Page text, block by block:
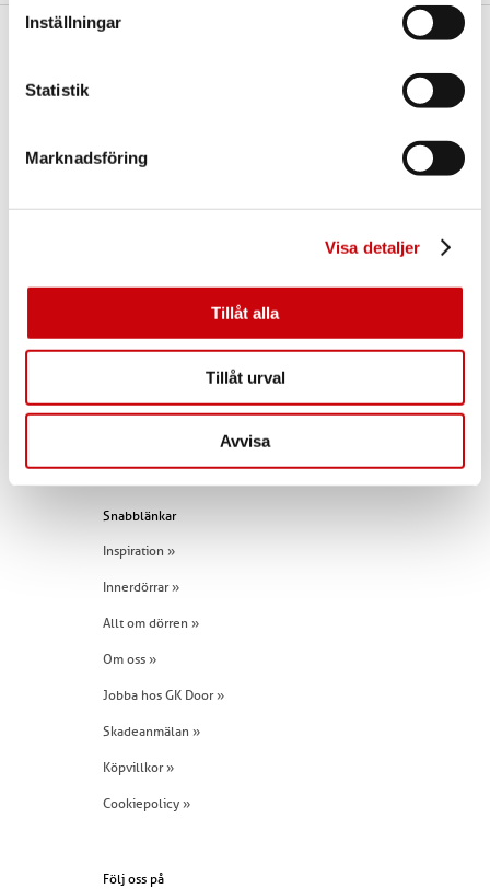
Inställningar
Statistik
Marknadsföring
Visa detaljer
Tillåt alla
Tillåt urval
Avvisa
SWEDEN
E-post:info@gkdoor.se
+46 (0)960 - 203 25
Snabblänkar
Inspiration »
Innerdörrar »
Allt om dörren »
Om oss »
Jobba hos GK Door »
Skadeanmälan »
Köpvillkor »
Cookiepolicy »
Följ oss på